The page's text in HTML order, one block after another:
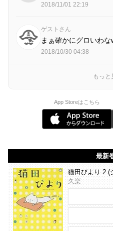
2018/11/01 22:19
ゲストさん
まぁ確かにグロいわな
2018/10/30 04:38
もっと
App Storeはこちら
最新
猫田びより 2 (
久楽